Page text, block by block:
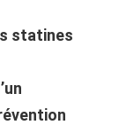
statines